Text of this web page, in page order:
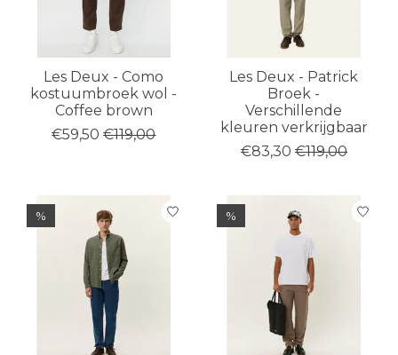
Les Deux - Como
kostuumbroek wol -
Coffee brown
€59,50 €119,00
Les Deux - Patrick
Broek -
Verschillende
kleuren verkrijgbaar
€83,30 €119,00
% %